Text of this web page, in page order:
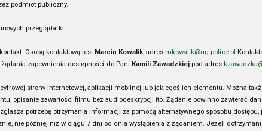
podmiot publiczny.
przeglądarki
Osobą kontaktową jest Marcin Kowalik, adres mkowalik@ug.police.pl
zapewnienia dostępności do Pani Kamili Zawadzkiej pod adres
strony internetowej, aplikacji mobilnej lub jakiegoś ich elementu. Można
opisanie zawartości filmu bez audiodeskrypcji itp. Żądanie powinno zawierać
potrzebę otrzymania informacji za pomocą alternatywnego sposobu
nie później niż w ciągu 7 dni od dnia wystąpienia z żądaniem. Jeżeli